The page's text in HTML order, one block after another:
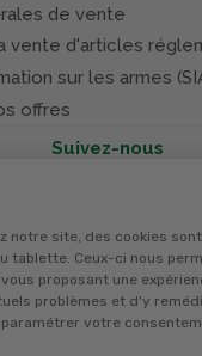
notre site, des cookies
tablette. Ceux-ci nous
proposant une
problèmes et d'y
votre
de vente
vente d'articles
sur les armes
offres
Suivez-nous
© Terres et eaux 2026
Politique de confidentialité
Mentions légales
CGV